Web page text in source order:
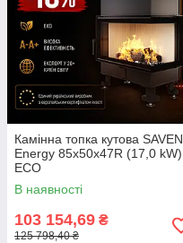
Камінна топка кутова SAVEN
Energy 85х50х47R (17,0 kW)
ECO
В наявності
103 154,69 ₴
125 798,40 ₴